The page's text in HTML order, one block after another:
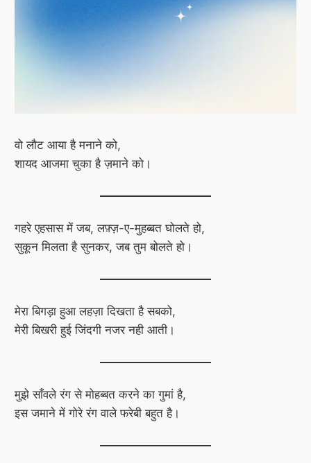
वो लौट आया है मनाने को,
शायद आजमा चुका है ज़माने को।
गहरे एहसास में जब, लफ़्ज़-ए-मुहब्बत घोलते हो,
सुकून मिलता है सुनकर, जब तुम बोलते हो।
मेरा बिगड़ा हुआ लहज़ा दिखता है सबको,
मेरी बिखरी हुई जिंदगी नजर नही आती।
मुझे साँवले रंग से मोहब्बत करने का गुमां है,
इस जमाने में गोरे रंग वाले फरेबी बहुत है।